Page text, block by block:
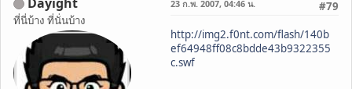
ที่นี่บ้าง ที่นั่นบ้าง
#79
23 ก.พ. 2007, 04:46 น.
http://img2.f0nt.com/flash/140b
ef64948ff08c8bdde43b9322355
c.swf